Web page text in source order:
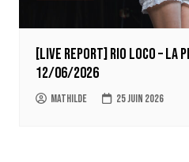
[LIVE REPORT] Rio Loco –
12/06/2026
Mathilde 25 juin 2026